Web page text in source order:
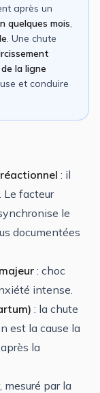
après un
quelques mois,
. Une chute
la ligne
et conduire
réactionnel : il
Le facteur
le
documentées
: choc
intense.
: la chute
est la cause la
la
mesuré par la